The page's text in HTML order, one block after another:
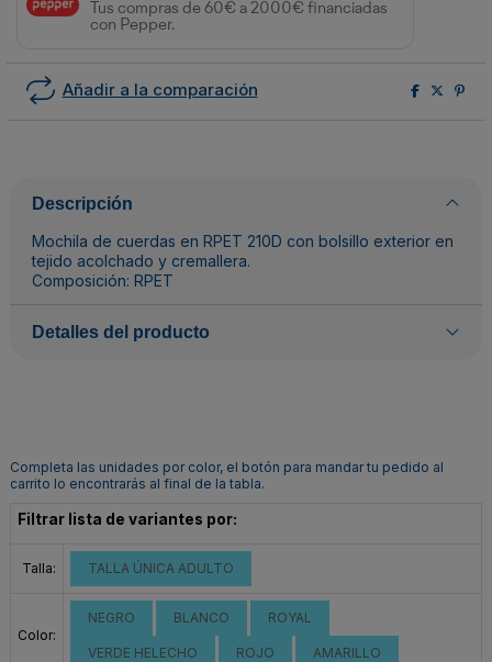
Tus compras de 60€ a 2000€ financiadas
con Pepper.
Añadir a la comparación
Descripción
Mochila de cuerdas en RPET 210D con bolsillo exterior en
tejido acolchado y cremallera.
Composición: RPET
Detalles del producto
Completa las unidades por color, el botón para mandar tu pedido al
carrito lo encontrarás al final de la tabla.
Filtrar lista de variantes por:
Talla: TALLA ÚNICA ADULTO
Color:
NEGRO BLANCO ROYAL
VERDE HELECHO ROJO AMARILLO